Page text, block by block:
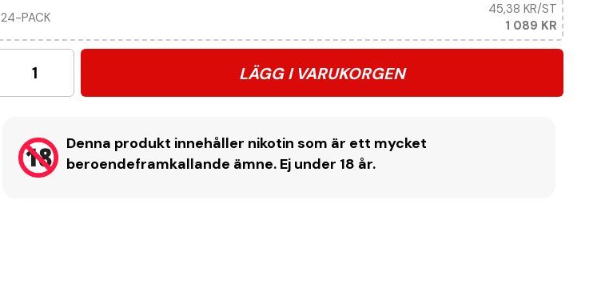
24-PACK
1 089 KR
45,38 KR/ST
LÄGG I VARUKORGEN
Denna produkt innehåller nikotin som är ett mycket
beroendeframkallande ämne. Ej under 18 år.